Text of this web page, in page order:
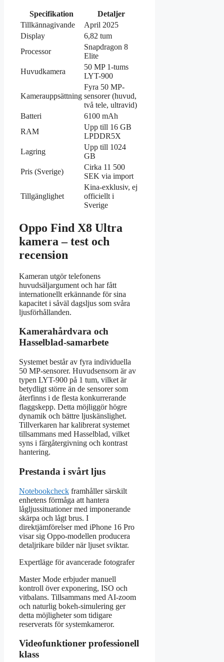
Specifikation
Detaljer
Tillkännagivande
April 2025
Display
6,82 tum
Processor
Snapdragon 8
Elite
Huvudkamera
50 MP 1-tums
LYT-900
Kamerauppsättning
Fyra 50 MP-
sensorer (huvud,
två tele, ultravid)
Batteri
6100 mAh
RAM
Upp till 16 GB
LPDDR5X
Lagring
Upp till 1024
GB
Pris (Sverige)
Cirka 11 500
SEK via import
Tillgänglighet
Kina-exklusiv, ej
officiellt i
Sverige
Oppo Find X8 Ultra
kamera – test och
recension
Kameran utgör telefonens
huvudsäljargument och har fått
internationellt erkännande för sina
kapacitet i såväl dagsljus som svåra
ljusförhållanden.
Kamerahårdvara och
Hasselblad-samarbete
Systemet består av fyra individuella
50 MP-sensorer. Huvudsensorn är av
typen LYT-900 på 1 tum, vilket är
betydligt större än de sensorer som
återfinns i de flesta konkurrerande
flaggskepp. Detta möjliggör högre
dynamik och bättre ljuskänslighet.
Tillverkaren har kalibrerat systemet
tillsammans med Hasselblad, vilket
syns i färgåtergivning och kontrast
hantering.
Prestanda i svårt ljus
Notebookcheck framhåller särskilt
enhetens förmåga att hantera
lågljussituationer med imponerande
skärpa och lågt brus. I
direktjämförelser med iPhone 16 Pro
visar sig Oppo-modellen producera
detaljrikare bilder när ljuset sviktar.
Expertläge för avancerade fotografer
Master Mode erbjuder manuell
kontroll över exponering, ISO och
vitbalans. Tillsammans med AI-zoom
och naturlig bokeh-simulering ger
detta möjligheter som tidigare
reserverats för systemkameror.
Videofunktioner professionell
klass